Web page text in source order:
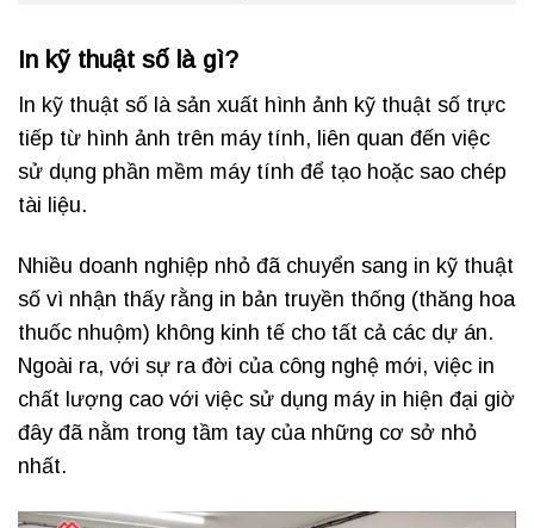
In kỹ thuật số là gì?
In kỹ thuật số là sản xuất hình ảnh kỹ thuật số trực
tiếp từ hình ảnh trên máy tính, liên quan đến việc
sử dụng phần mềm máy tính để tạo hoặc sao chép
tài liệu.
Nhiều doanh nghiệp nhỏ đã chuyển sang in kỹ thuật
số vì nhận thấy rằng in bản truyền thống (thăng hoa
thuốc nhuộm) không kinh tế cho tất cả các dự án.
Ngoài ra, với sự ra đời của công nghệ mới, việc in
chất lượng cao với việc sử dụng máy in hiện đại giờ
đây đã nằm trong tầm tay của những cơ sở nhỏ
nhất.